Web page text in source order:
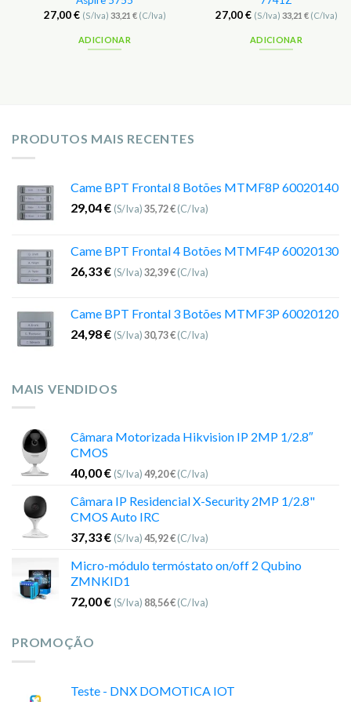
27,00€ (S/Iva) 33,21 €(C/Iva)
ADICIONAR
27,00€ (S/Iva) 33,21 €(C/Iva)
ADICIONAR
PRODUTOS MAIS RECENTES
Came BPT Frontal 8 Botões MTMF8P 60020140
29,04€ (S/Iva)35,72€(C/Iva)
Came BPT Frontal 4 Botões MTMF4P 60020130
26,33€ (S/Iva)32,39€(C/Iva)
Came BPT Frontal 3 Botões MTMF3P 60020120
24,98€ (S/Iva)30,73€(C/Iva)
MAIS VENDIDOS
Câmara Motorizada Hikvision IP 2MP 1/2.8″
CMOS
40,00€ (S/Iva)49,20€(C/Iva)
Câmara IP Residencial X-Security 2MP 1/2.8"
CMOS Auto IRC
37,33€ (S/Iva)45,92€(C/Iva)
Micro-módulo termóstato on/off 2 Qubino
ZMNKID1
72,00€ (S/Iva) 88,56€(C/Iva)
PROMOÇÃO
Teste - DNX DOMOTICA IOT